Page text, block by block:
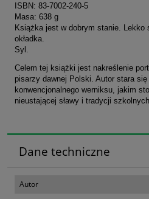
ISBN: 83-7002-240-5
Masa: 638 g
Książka jest w dobrym stanie. Lekko
okładka.
Syl.
Celem tej książki jest nakreślenie
pisarzy dawnej Polski. Autor stara
konwencjonalnego werniksu, jakim
nieustającej sławy i tradycji szkolnych.
Dane techniczne
Autor